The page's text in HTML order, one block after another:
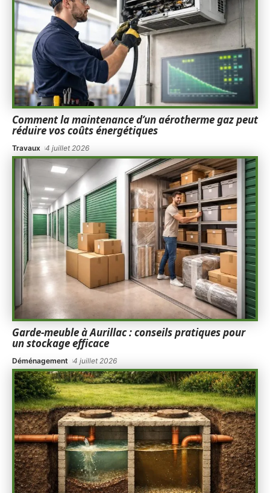
Comment la maintenance d’un aérotherme gaz peut
réduire vos coûts énergétiques
Travaux 4 juillet 2026
Garde-meuble à Aurillac : conseils pratiques pour
un stockage efficace
Déménagement 4 juillet 2026